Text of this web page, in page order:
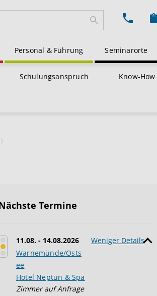
Personal & Führung Seminarorte
Schulungsanspruch Know-How
Termine
11.08. - 14.08.2026
Warnemünde/Osts
ee
Weniger Details
Hotel Neptun & Spa
Zimmer auf Anfrage